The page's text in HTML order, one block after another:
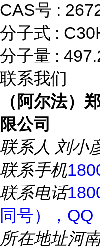
CAS号 :
分子式 :
分子量 :
联系我们
（阿尔法）
限公司
联系人 刘小
联系手机
联系电话
同号），
所在地址河